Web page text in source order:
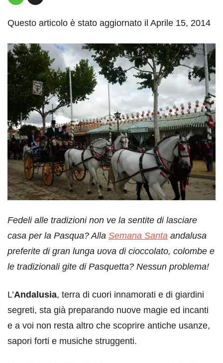
Questo articolo è stato aggiornato il Aprile 15, 2014
Fedeli alle tradizioni non ve la sentite di lasciare
casa per la Pasqua? Alla Semana Santa andalusa
preferite di gran lunga uova di cioccolato, colombe e
le tradizionali gite di Pasquetta? Nessun problema!
L’Andalusia, terra di cuori innamorati e di giardini
segreti, sta già preparando nuove magie ed incanti
e a voi non resta altro che scoprire antiche usanze,
sapori forti e musiche struggenti.